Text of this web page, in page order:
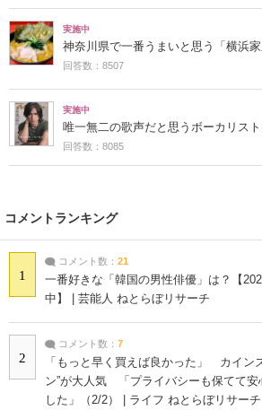
実施中
神奈川県で一番うまいと思う「横浜
回答数：8507
実施中
唯一無二の歌声だと思うボーカリスト
回答数：8085
コメントランキング
1
コメント数： 21
一番好きな「韓国の男性俳優」は？【
中】 | 芸能人 ねとらぼリサーチ
2
コメント数： 7
「もっと早く買えば良かった」 カイン
ン”が大人気 「プライバシーも保てて安
した」（2/2） | ライフ ねとらぼリサー